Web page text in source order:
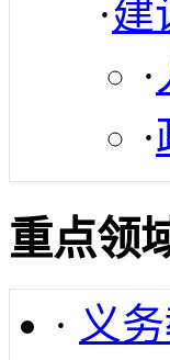
·建
·
·
重点领
· 义